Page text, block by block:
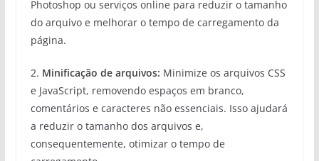
Photoshop ou serviços online para reduzir o tamanho
do arquivo e melhorar o tempo de carregamento da
página.
2. Minificação de arquivos: Minimize os arquivos CSS
e JavaScript, removendo espaços em branco,
comentários e caracteres não essenciais. Isso ajudará
a reduzir o tamanho dos arquivos e,
consequentemente, otimizar o tempo de